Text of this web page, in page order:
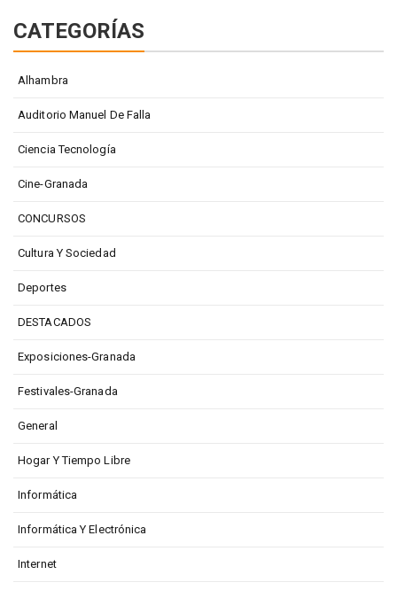
CATEGORÍAS
Alhambra
Auditorio Manuel De Falla
Ciencia Tecnología
Cine-Granada
CONCURSOS
Cultura Y Sociedad
Deportes
DESTACADOS
Exposiciones-Granada
Festivales-Granada
General
Hogar Y Tiempo Libre
Informática
Informática Y Electrónica
Internet